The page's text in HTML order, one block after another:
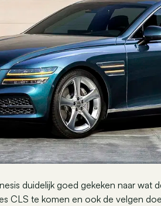
duidelijk goed gekeken naar wat
CLS te komen en ook de velgen